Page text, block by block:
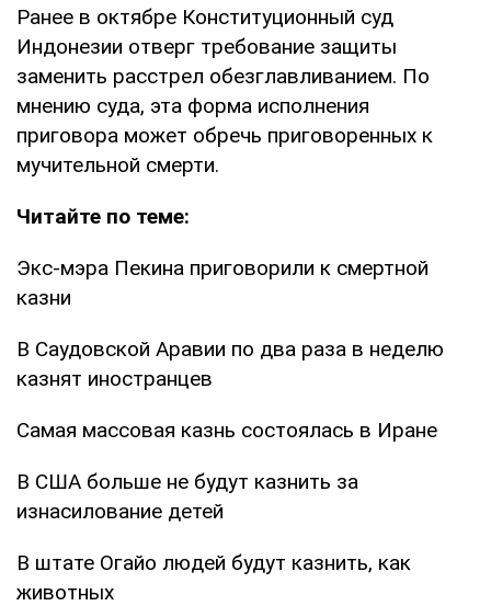
Ранее в октябре Конституционный суд
Индонезии отверг требование защиты
заменить расстрел обезглавливанием. По
мнению суда, эта форма исполнения
приговора может обречь приговоренных к
мучительной смерти.
Читайте по теме:
Экс-мэра Пекина приговорили к смертной
казни
В Саудовской Аравии по два раза в неделю
казнят иностранцев
Самая массовая казнь состоялась в Иране
В США больше не будут казнить за
изнасилование детей
В штате Огайо людей будут казнить, как
животных